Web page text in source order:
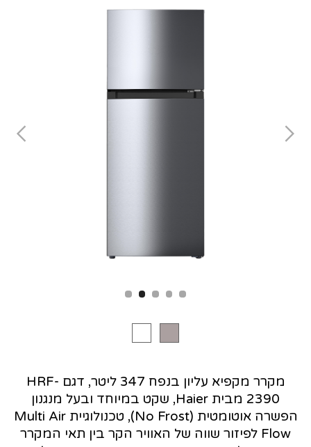
מקרר מקפיא עליון בנפח 347 ליטר, דגם HRF-
2390 מבית Haier, שקט במיוחד ובעל מנגנון
הפשרה אוטומטית (No Frost), טכנולוגיית Multi Air
Flow לפיזור שווה של האוויר הקר בין תאי המקרר